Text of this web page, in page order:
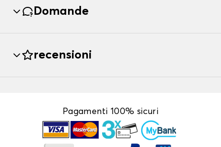
Domande
recensioni
Pagamenti 100% sicuri